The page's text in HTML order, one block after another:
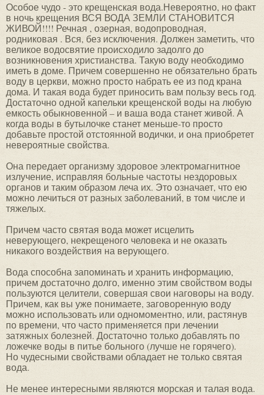
Особое чудо - это крещенская вода.Невероятно, но факт
в ночь крещения ВСЯ ВОДА ЗЕМЛИ СТАНОВИТСЯ
ЖИВОЙ!!!! Речная , озерная, водопроводная,
родниковая . Вся, без исключения. Должен заметить, что
великое водосвятие происходило задолго до
возникновения христианства. Такую воду необходимо
иметь в доме. Причем совершенно не обязательно брать
воду в церкви, можно просто набрать ее из под крана
дома. И такая вода будет приносить вам пользу весь год.
Достаточно одной капельки крещенской воды на любую
емкость обыкновенной – и ваша вода станет живой. А
когда воды в бутылочке станет меньше-то просто
добавьте простой отстоянной водички, и она приобретет
невероятные свойства.
Она передает организму здоровое электромагнитное
излучение, исправляя больные частоты нездоровых
органов и таким образом леча их. Это означает, что ею
можно лечиться от разных заболеваний, в том числе и
тяжелых.
Причем часто святая вода может исцелить
неверующего, некрещеного человека и не оказать
никакого воздействия на верующего.
Вода способна запоминать и хранить информацию,
причем достаточно долго, именно этим свойством воды
пользуются целители, совершая свои наговоры на воду.
Причем, как вы уже понимаете, заговоренную воду
можно использовать или одномоментно, или, растянув
по времени, что часто применяется при лечении
затяжных болезней. Достаточно только добавлять по
ложечке воды в питье больного (лучше не горячего).
Но чудесными свойствами обладает не только святая
вода.
Не менее интересными являются морская и талая вода.